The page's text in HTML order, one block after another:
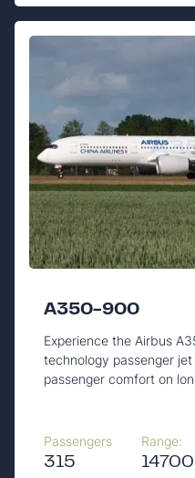
A350-900
Experience the Airbus
technology passenger
passenger comfort on
Passengers
315
Range: